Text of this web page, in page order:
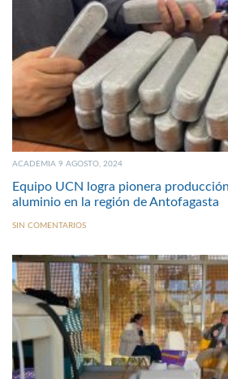
ACADEMIA 9 AGOSTO, 2024
Equipo UCN logra pionera
aluminio en la región de Antofagasta
SIN COMENTARIOS